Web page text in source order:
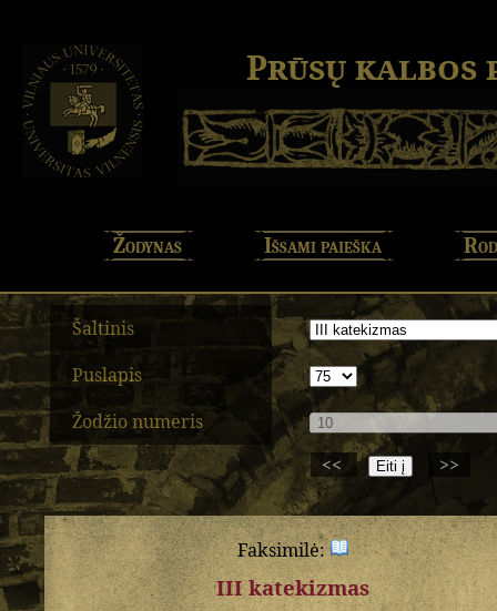
Prūsų kalbos
Žodynas Išsami paieška
Šaltinis
Puslapis
Žodžio numeris
<<
>>
Faksimilė:
III katekizmas